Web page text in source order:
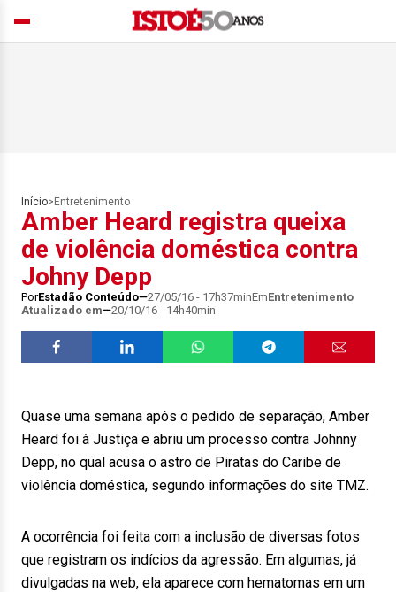
Início> Entretenimento
Amber Heard registra queixa
de violência doméstica contra
Johny Depp
PorEstadão Conteúdo 27/05/16 - 17h37minEmEntretenimento
Atualizado em
20/10/16 - 14h40min
Quase uma semana após o pedido de separação, Amber
Heard foi à Justiça e abriu um processo contra Johnny
Depp, no qual acusa o astro de Piratas do Caribe de
violência doméstica, segundo informações do site TMZ.
A ocorrência foi feita com a inclusão de diversas fotos
que registram os indícios da agressão. Em algumas, já
divulgadas na web, ela aparece com hematomas em um